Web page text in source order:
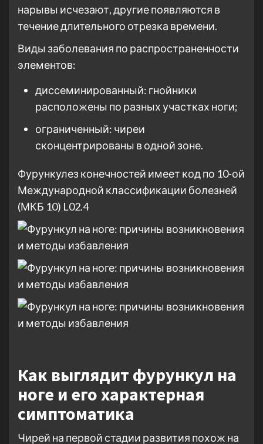
нарывы исчезают, другие появляются в
течение длительного отрезка времени.
Виды заболевания по распространенности
элементов:
диссеминированный: гнойники
расположены по разных участках ноги;
ограниченный: чиреи
сконцентрированы в одной зоне.
Фурункулез конечностей имеет код по 10-ой
Международной классификации болезней
(МКБ 10) L02.4
Как выглядит фурункул на
ноге и его характерная
симптоматика
Чирей на первой стадии развития похож на